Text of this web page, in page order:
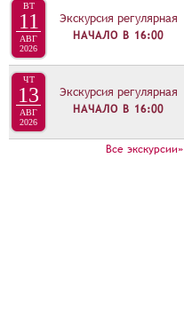
ВТ
11
АВГ
2026
Экскурсия регулярная
НАЧАЛО В 16:00
ЧТ
13
АВГ
2026
Экскурсия регулярная
НАЧАЛО В 16:00
Все экскурсии»